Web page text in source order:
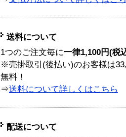
送料について
1つのご注文毎に一律1,100円(税
※売掛取引(後払い)のお客様は
無料！
⇒送料について詳しくはこちら
配送について